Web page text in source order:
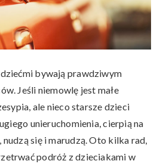
bywają prawdziwym
Jeśli niemowlę jest małe
ale nieco starsze dzieci
unieruchomienia, cierpią na
się i marudzą. Oto kilka rad,
podróż z dzieciakami w